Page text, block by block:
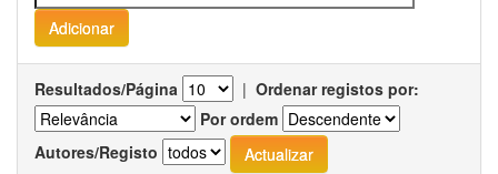
Resultados/Página | Ordenar registos por:
Por ordem
Autores/Registo